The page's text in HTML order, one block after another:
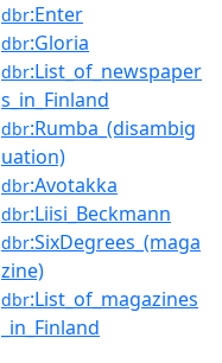
dbr:Enter
dbr:Gloria
dbr:List_of_newspaper
s_in_Finland
dbr:Rumba_(disambig
uation)
dbr:Avotakka
dbr:Liisi_Beckmann
dbr:SixDegrees_(maga
zine)
dbr:List_of_magazines
_in_Finland